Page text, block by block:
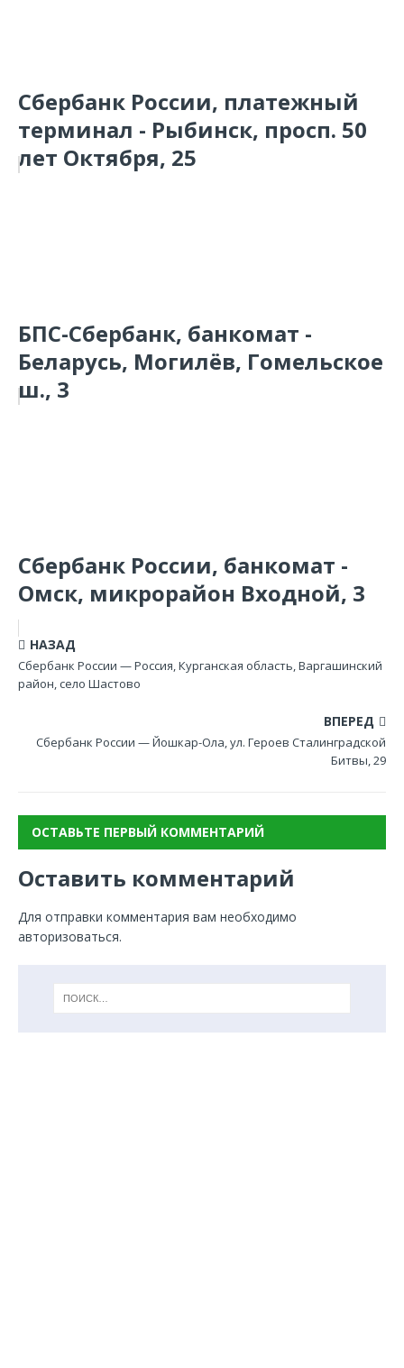
Сбербанк России, платежный
терминал - Рыбинск, просп. 50
лет Октября, 25
БПС-Сбербанк, банкомат -
Беларусь, Могилёв, Гомельское
ш., 3
Сбербанк России, банкомат -
Омск, микрорайон Входной, 3
НАЗАД
Сбербанк России — Россия, Курганская область, Варгашинский
район, село Шастово
ВПЕРЕД
Сбербанк России — Йошкар-Ола, ул. Героев Сталинградской
Битвы, 29
ОСТАВЬТЕ ПЕРВЫЙ КОММЕНТАРИЙ
Оставить комментарий
Для отправки комментария вам необходимо
авторизоваться.